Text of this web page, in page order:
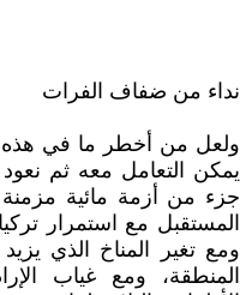
نداء من ضفاف الفرات
ولعل من أخطر ما في هذه
يمكن التعامل معه ثم
جزء من أزمة مائية
المستقبل مع استمرار
ومع تغير المناخ الذي
المنطقة، ومع غياب